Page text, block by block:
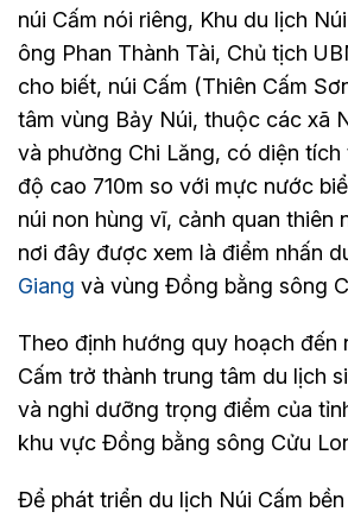
núi Cấm nói riêng, Khu du lịch
ông Phan Thành Tài, Chủ tịch
cho biết, núi Cấm (Thiên Cấm
tâm vùng Bảy Núi, thuộc các xã
và phường Chi Lăng, có diện tích
độ cao 710m so với mực nước
núi non hùng vĩ, cảnh quan thiên
nơi đây được xem là điểm nhấn
Giang và vùng Đồng bằng sông
Theo định hướng quy hoạch đến
Cấm trở thành trung tâm du lịch
và nghỉ dưỡng trọng điểm của
khu vực Đồng bằng sông Cửu
Để phát triển du lịch Núi Cấm